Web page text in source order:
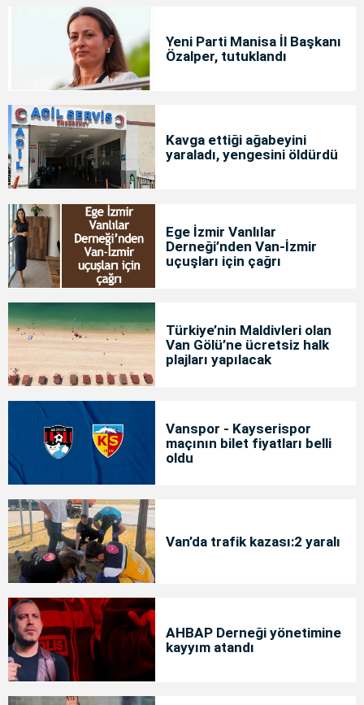
Yeni Parti Manisa İl Başkanı
Özalper, tutuklandı
Kavga ettiği ağabeyini
yaraladı, yengesini öldürdü
Ege İzmir Vanlılar
Derneği’nden Van-İzmir
uçuşları için çağrı
Türkiye’nin Maldivleri olan
Van Gölü’ne ücretsiz halk
plajları yapılacak
Vanspor - Kayserispor
maçının bilet fiyatları belli
oldu
Van’da trafik kazası:2 yaralı
AHBAP Derneği yönetimine
kayyım atandı